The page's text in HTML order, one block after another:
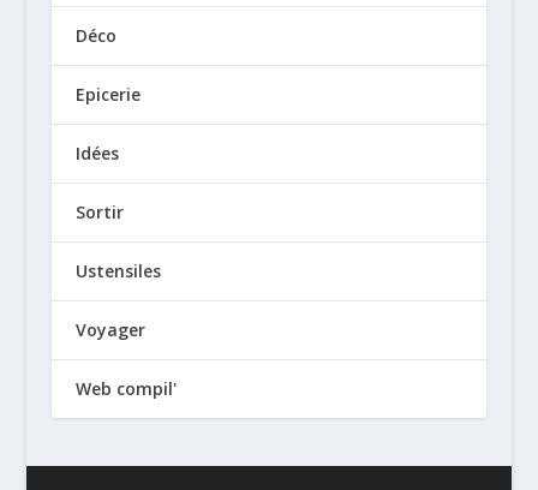
Déco
Epicerie
Idées
Sortir
Ustensiles
Voyager
Web compil'